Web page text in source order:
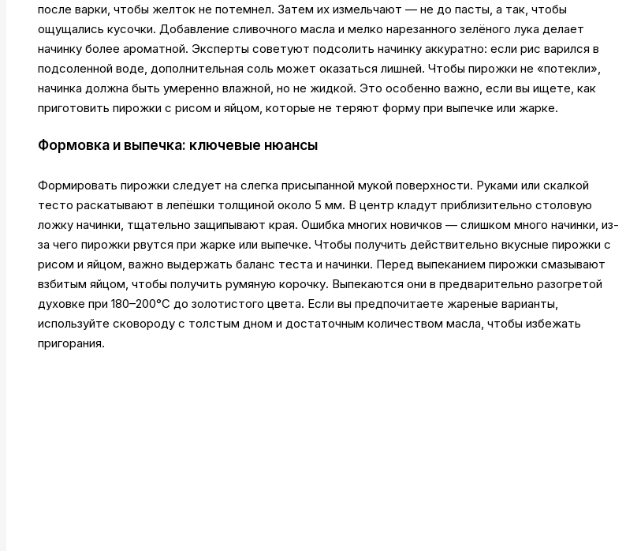
после варки, чтобы желток не потемнел. Затем их измельчают — не до пасты, а так, чтобы
ощущались кусочки. Добавление сливочного масла и мелко нарезанного зелёного лука делает
начинку более ароматной. Эксперты советуют подсолить начинку аккуратно: если рис варился в
подсоленной воде, дополнительная соль может оказаться лишней. Чтобы пирожки не «потекли»,
начинка должна быть умеренно влажной, но не жидкой. Это особенно важно, если вы ищете, как
приготовить пирожки с рисом и яйцом, которые не теряют форму при выпечке или жарке.
Формовка и выпечка: ключевые нюансы
Формировать пирожки следует на слегка присыпанной мукой поверхности. Руками или скалкой
тесто раскатывают в лепёшки толщиной около 5 мм. В центр кладут приблизительно столовую
ложку начинки, тщательно защипывают края. Ошибка многих новичков — слишком много начинки, из-
за чего пирожки рвутся при жарке или выпечке. Чтобы получить действительно вкусные пирожки с
рисом и яйцом, важно выдержать баланс теста и начинки. Перед выпеканием пирожки смазывают
взбитым яйцом, чтобы получить румяную корочку. Выпекаются они в предварительно разогретой
духовке при 180–200°C до золотистого цвета. Если вы предпочитаете жареные варианты,
используйте сковороду с толстым дном и достаточным количеством масла, чтобы избежать
пригорания.